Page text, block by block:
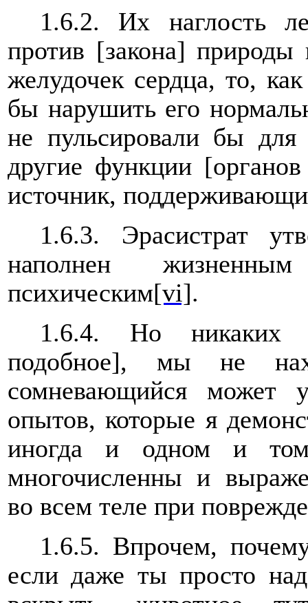
1.6.2. Их наглость
против [закона]
желудочек сердца, то,
бы нарушить его
не пульсировали бы
другие функции
источник,
1.6.3. Эрасистрат
наполнен
психическим[vi].
1.6.4. Но никаких
подобное], мы не
сомневающийся может
опытов, которые я
иногда и одном и
многочисленны и
во всем теле при
1.6.5. Впрочем,
если даже ты просто